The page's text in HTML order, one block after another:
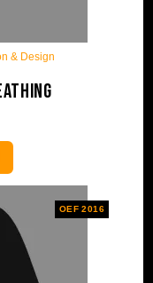
& Design
OEF 2016